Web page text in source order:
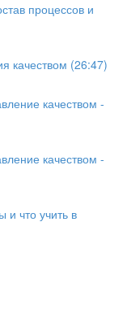
процессов и
качеством (26:47)
качеством -
качеством -
и что учить в